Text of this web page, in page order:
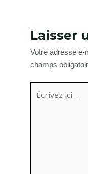
Laisser
Votre adresse e-
champs
ici…